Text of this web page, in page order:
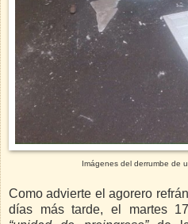
Imágenes del derrumbe de
Como advierte el agorero
días más tarde, el martes